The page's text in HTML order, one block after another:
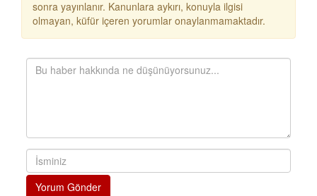
sonra yayınlanır. Kanunlara aykırı, konuyla ilgisi
olmayan, küfür içeren yorumlar onaylanmamaktadır.
Yorum Gönder